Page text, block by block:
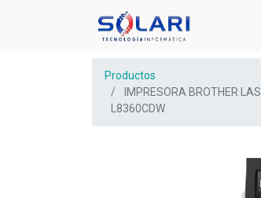
Productos
IMPRESORA BROTHER
L8360CDW